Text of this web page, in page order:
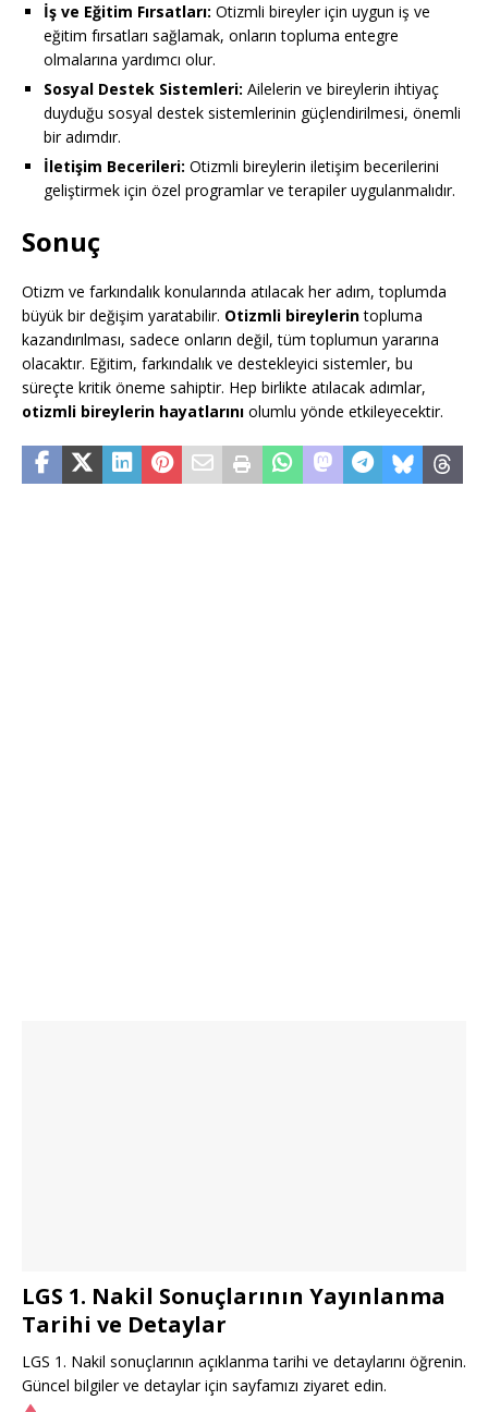
İş ve Eğitim Fırsatları: Otizmli bireyler için uygun iş ve
eğitim fırsatları sağlamak, onların topluma entegre
olmalarına yardımcı olur.
Sosyal Destek Sistemleri: Ailelerin ve bireylerin ihtiyaç
duyduğu sosyal destek sistemlerinin güçlendirilmesi, önemli
bir adımdır.
İletişim Becerileri: Otizmli bireylerin iletişim becerilerini
geliştirmek için özel programlar ve terapiler uygulanmalıdır.
Sonuç
Otizm ve farkındalık konularında atılacak her adım, toplumda
büyük bir değişim yaratabilir. Otizmli bireylerintopluma
kazandırılması, sadece onların değil, tüm toplumun yararına
olacaktır. Eğitim, farkındalık ve destekleyici sistemler, bu
süreçte kritik öneme sahiptir. Hep birlikte atılacak adımlar,
otizmli bireylerin hayatlarını olumlu yönde etkileyecektir.
LGS 1. Nakil Sonuçlarının Yayınlanma
Tarihi ve Detaylar
LGS 1. Nakil sonuçlarının açıklanma tarihi ve detaylarını öğrenin.
Güncel bilgiler ve detaylar için sayfamızı ziyaret edin.